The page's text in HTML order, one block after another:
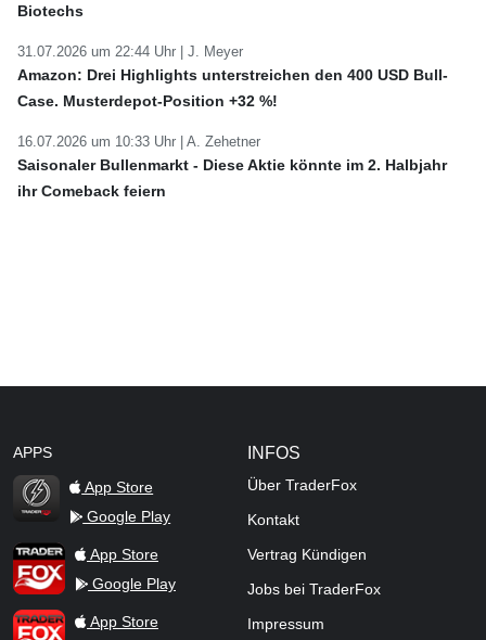
Biotechs
31.07.2026 um 22:44 Uhr | J. Meyer
Amazon: Drei Highlights unterstreichen den 400 USD Bull-
Case. Musterdepot-Position +32 %!
16.07.2026 um 10:33 Uhr | A. Zehetner
Saisonaler Bullenmarkt - Diese Aktie könnte im 2. Halbjahr
ihr Comeback feiern
APPS
TraderFox Flash
App Store
Google Play
TraderFox AppApp Store
Google Play
TraderFox ProApp Store
INFOS
Über TraderFox
Kontakt
Vertrag Kündigen
Jobs bei TraderFox
Impressum